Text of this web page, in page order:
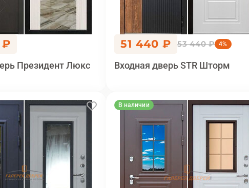
₽
Президент Люкс
51 440 ₽ 53 440 ₽ 4%
Входная дверь STR Шторм
В наличии